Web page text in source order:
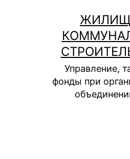
содержимому
Управление,
фонды при